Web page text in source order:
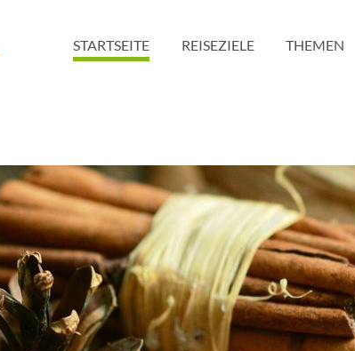
STARTSEITE REISEZIELE THEMEN